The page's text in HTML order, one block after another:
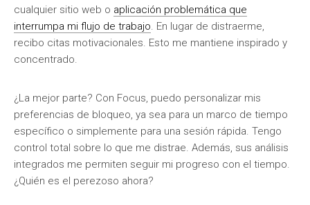
cualquier sitio web o aplicación problemática que
interrumpa mi flujo de trabajo. En lugar de distraerme,
recibo citas motivacionales. Esto me mantiene inspirado y
concentrado.
¿La mejor parte? Con Focus, puedo personalizar mis
preferencias de bloqueo, ya sea para un marco de tiempo
específico o simplemente para una sesión rápida. Tengo
control total sobre lo que me distrae. Además, sus análisis
integrados me permiten seguir mi progreso con el tiempo.
¿Quién es el perezoso ahora?